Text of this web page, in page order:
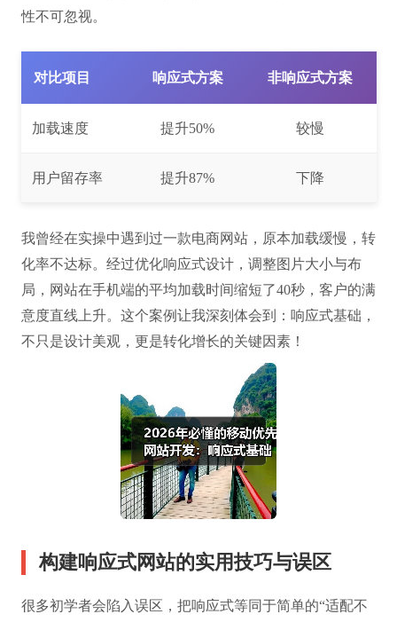
性不可忽视。
对比项目 响应式方案 非响应式方案
加载速度 提升50% 较慢
用户留存率 提升87% 下降
我曾经在实操中遇到过一款电商网站，原本加载缓慢，转
化率不达标。经过优化响应式设计，调整图片大小与布
局，网站在手机端的平均加载时间缩短了40秒，客户的满
意度直线上升。这个案例让我深刻体会到：响应式基础，
不只是设计美观，更是转化增长的关键因素！
构建响应式网站的实用技巧与误区
很多初学者会陷入误区，把响应式等同于简单的“适配不